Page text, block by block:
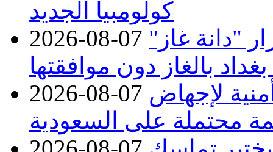
كولومبيا الجديد
2026-08-07 "دانة غاز"
بالغاز دون موافقتها
2026-08-07 لإجهاض
محتملة على السعودية